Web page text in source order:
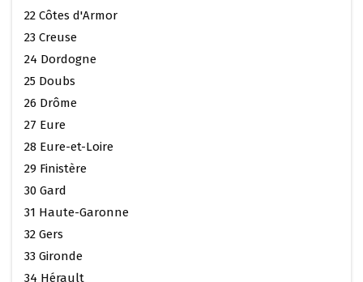
22 Côtes d'Armor
23 Creuse
24 Dordogne
25 Doubs
26 Drôme
27 Eure
28 Eure-et-Loire
29 Finistère
30 Gard
31 Haute-Garonne
32 Gers
33 Gironde
34 Hérault